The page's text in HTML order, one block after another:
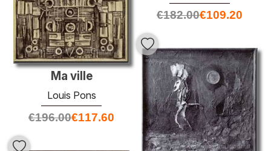
€182.00€109.20
Ma ville
Louis Pons
€196.00€117.60